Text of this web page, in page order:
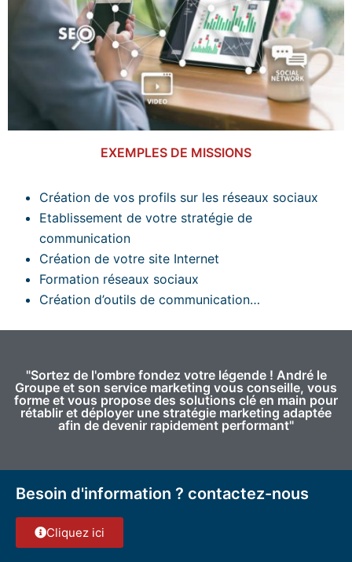
EXEMPLES DE MISSIONS
Création de vos profils sur les réseaux sociaux
Etablissement de votre stratégie de
communication
Création de votre site Internet
Formation réseaux sociaux
Création d’outils de communication…
"Sortez de l'ombre fondez votre légende ! André le
Groupe et son service marketing vous conseille, vous
forme et vous propose des solutions clé en main pour
rétablir et déployer une stratégie marketing adaptée
afin de devenir rapidement performant"
Besoin d'information ? contactez-nous
Cliquez ici